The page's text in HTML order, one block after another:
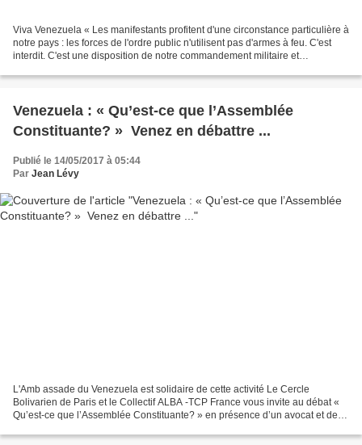
Viva Venezuela « Les manifestants profitent d'une circonstance particulière à
notre pays : les forces de l'ordre public n'utilisent pas d'armes à feu. C'est
interdit. C'est une disposition de notre commandement militaire et
Venezuela : « Qu’est-ce que l’Assemblée
Constituante? » Venez en débattre ...
Publié le 14/05/2017 à 05:44
Par Jean Lévy
L'Amb assade du Venezuela est solidaire de cette activité Le Cercle
Bolivarien de Paris et le Collectif ALBA -TCP France vous invite au débat «
Qu’est-ce que l’Assemblée Constituante? » en présence d’un avocat et de